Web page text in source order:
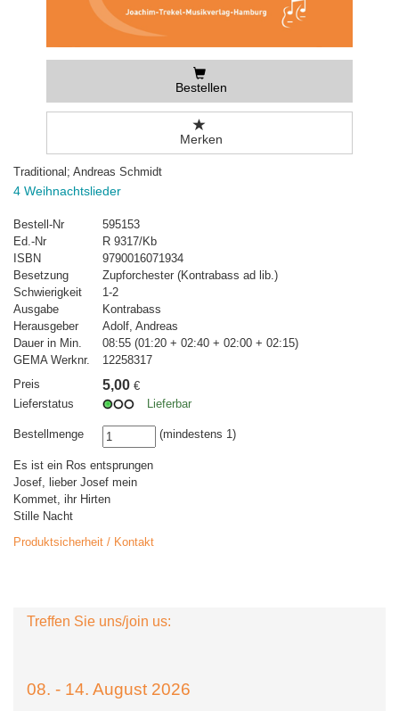
Bestellen
Merken
Traditional; Andreas Schmidt
4 Weihnachtslieder
Bestell-Nr
595153
Ed.-Nr
R 9317/Kb
ISBN
9790016071934
Besetzung
Zupforchester (Kontrabass ad lib.)
Schwierigkeit
1-2
Ausgabe
Kontrabass
Herausgeber
Adolf, Andreas
Dauer in Min.
08:55 (01:20 + 02:40 + 02:00 + 02:15)
GEMA Werknr.
12258317
Preis
5,00 €
Lieferstatus
Lieferbar
Bestellmenge (mindestens 1)
Es ist ein Ros entsprungen
Josef, lieber Josef mein
Kommet, ihr Hirten
Stille Nacht
Produktsicherheit / Kontakt
Treffen Sie uns/join us:
08. - 14. August 2026